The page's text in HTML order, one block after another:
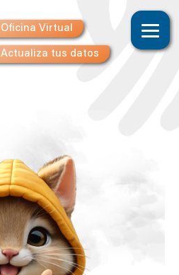
Oficina Virtual
Actualiza tus datos